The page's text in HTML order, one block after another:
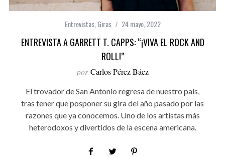
Entrevistas, Giras 24 mayo, 2022
ENTREVISTA A GARRETT T. CAPPS: “¡VIVA EL ROCK AND
ROLL!”
por Carlos Pérez Báez
El trovador de San Antonio regresa de nuestro país,
tras tener que posponer su gira del año pasado por las
razones que ya conocemos. Uno de los artistas más
heterodoxos y divertidos de la escena americana.